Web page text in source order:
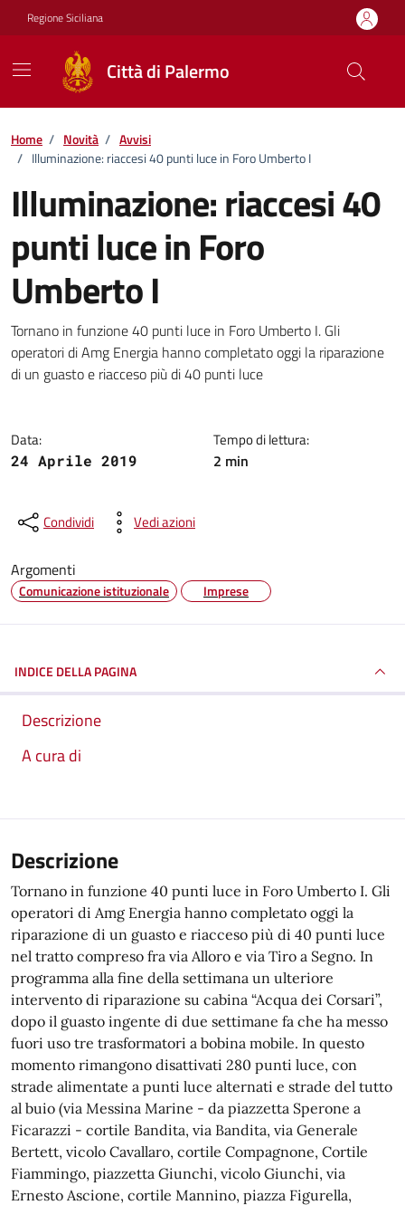
Vai ai contenuti
Vai al footer
Regione Siciliana
Città di Palermo
Home / Novità / Avvisi
/ Illuminazione: riaccesi 40 punti luce in Foro Umberto I
Illuminazione: riaccesi 40
punti luce in Foro
Umberto I
Dettagli della notizia
Tornano in funzione 40 punti luce in Foro Umberto I. Gli
operatori di Amg Energia hanno completato oggi la riparazione
di un guasto e riacceso più di 40 punti luce
Data:
24 Aprile 2019
Tempo di lettura:
2 min
Condividi Vedi azioni
Argomenti
Comunicazione istituzionale Imprese
INDICE DELLA PAGINA
Descrizione
A cura di
Descrizione
Tornano in funzione 40 punti luce in Foro Umberto I. Gli
operatori di Amg Energia hanno completato oggi la
riparazione di un guasto e riacceso più di 40 punti luce
nel tratto compreso fra via Alloro e via Tiro a Segno. In
programma alla fine della settimana un ulteriore
intervento di riparazione su cabina “Acqua dei Corsari”,
dopo il guasto ingente di due settimane fa che ha messo
fuori uso tre trasformatori a bobina mobile. In questo
momento rimangono disattivati 280 punti luce, con
strade alimentate a punti luce alternati e strade del tutto
al buio (via Messina Marine - da piazzetta Sperone a
Ficarazzi - cortile Bandita, via Bandita, via Generale
Bertett, vicolo Cavallaro, cortile Compagnone, Cortile
Fiammingo, piazzetta Giunchi, vicolo Giunchi, via
Ernesto Ascione, cortile Mannino, piazza Figurella,